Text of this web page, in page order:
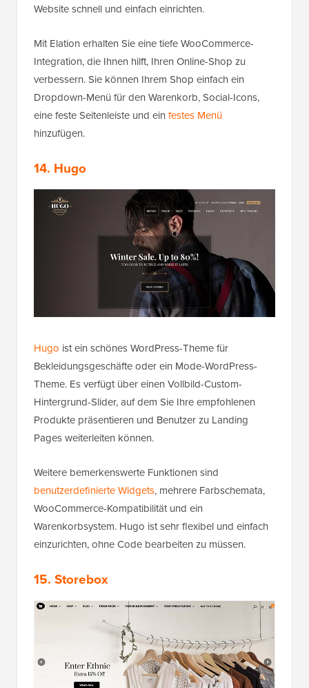
Website schnell und einfach einrichten.
Mit Elation erhalten Sie eine tiefe WooCommerce-
Integration, die Ihnen hilft, Ihren Online-Shop zu
verbessern. Sie können Ihrem Shop einfach ein
Dropdown-Menü für den Warenkorb, Social-Icons,
eine feste Seitenleiste und ein festes Menü
hinzufügen.
14. Hugo
Hugo ist ein schönes WordPress-Theme für
Bekleidungsgeschäfte oder ein Mode-WordPress-
Theme. Es verfügt über einen Vollbild-Custom-
Hintergrund-Slider, auf dem Sie Ihre empfohlenen
Produkte präsentieren und Benutzer zu Landing
Pages weiterleiten können.
Weitere bemerkenswerte Funktionen sind
benutzerdefinierte Widgets, mehrere Farbschemata,
WooCommerce-Kompatibilität und ein
Warenkorbsystem. Hugo ist sehr flexibel und einfach
einzurichten, ohne Code bearbeiten zu müssen.
15. Storebox